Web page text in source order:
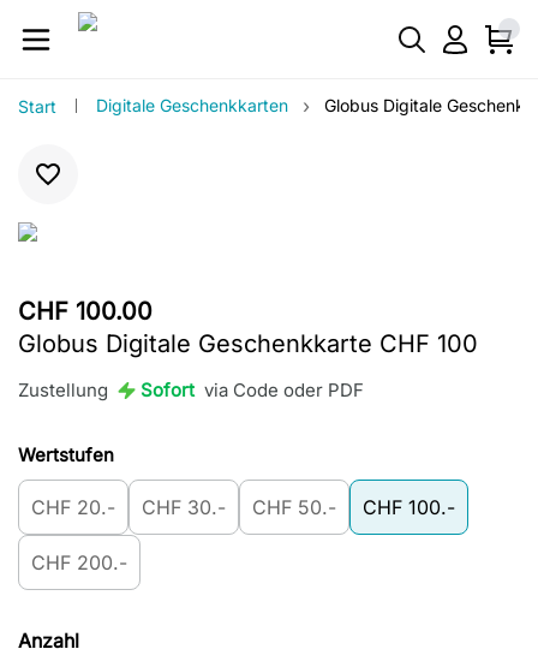
Start Digitale Geschenkkarten › Globus Digitale
CHF 100.00
Globus Digitale Geschenkkarte CHF 100
Zustellung Sofort via Code oder PDF
Wertstufen
CHF 20.- CHF 30.- CHF 50.- CHF 100.-
CHF 200.-
Anzahl